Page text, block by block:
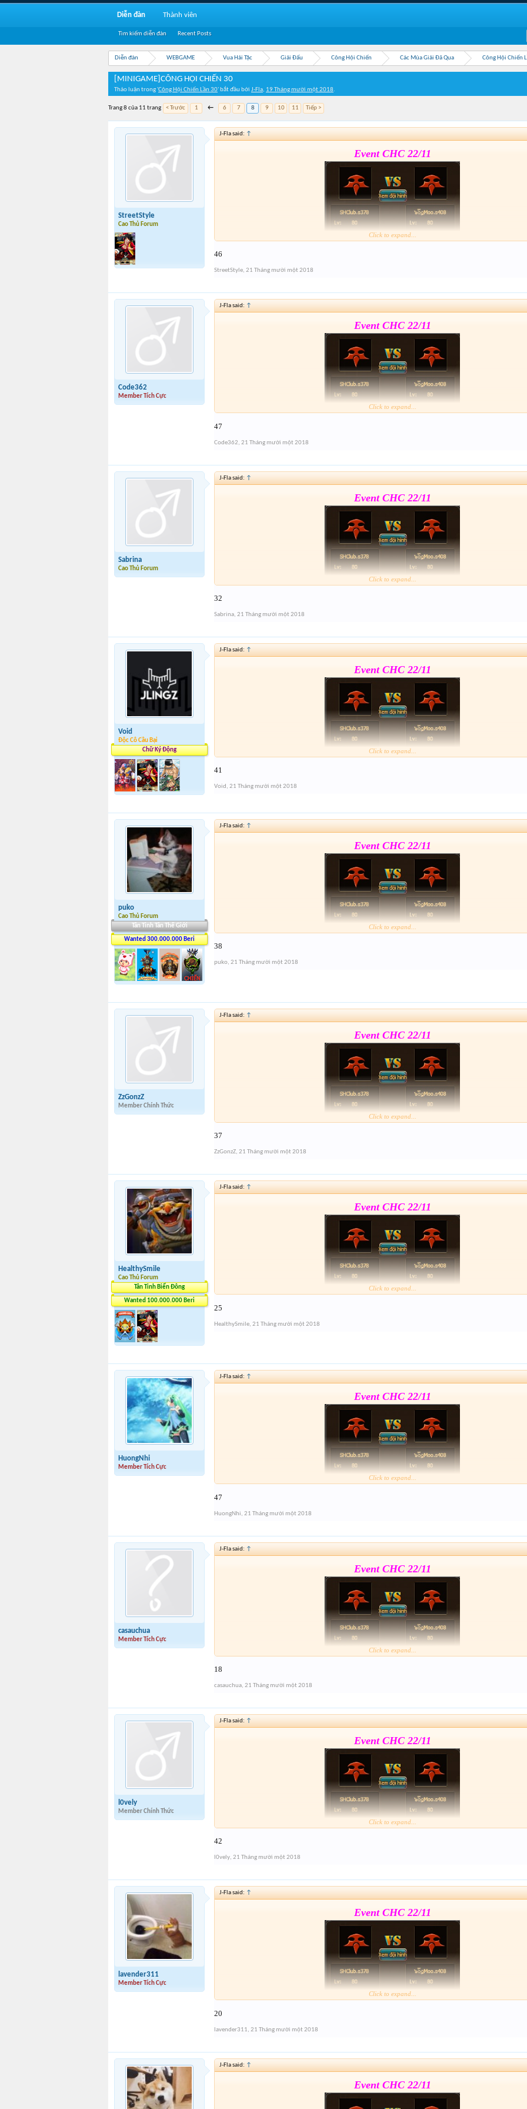
Diễn đàn WEBGAME Vua Hải Tặc Giải Đấu Công Hội Chiến Các Mùa Giải Đã Qua Công Hội Chiến
[MINIGAME]CÔNG HỘI CHIẾN 30
Thảo luận trong 'Công Hội Chiến Lần 30' bắt đầu bởi J-Fla, 19 Tháng mười một 2018.
Trang 8 của 11 trang < Trước 1 ← 6 7 8 9 10 11 Tiếp >
StreetStyle
Cao Thủ Forum
J-Fla said: ↑
Event CHC 22/11
Event cuối giải nhé mai 21h xả hàng lun
Click to expand...
46
StreetStyle, 21 Tháng mười một 2018
Code362
Member Tích Cực
J-Fla said: ↑
Event CHC 22/11
Event cuối giải nhé mai 21h xả hàng lun
Click to expand...
47
Code362, 21 Tháng mười một 2018
Sabrina
Cao Thủ Forum
J-Fla said: ↑
Event CHC 22/11
Event cuối giải nhé mai 21h xả hàng lun
Click to expand...
32
Sabrina, 21 Tháng mười một 2018
Void
Độc Cô Cầu Bại
Chữ Ký Động
J-Fla said: ↑
Event CHC 22/11
Click to expand...
41
Void, 21 Tháng mười một 2018
puko
Cao Thủ Forum
Tân Tinh Tân Thế Giới
Wanted 300.000.000 Beri
J-Fla said: ↑
Event CHC 22/11
Click to expand...
38
puko, 21 Tháng mười một 2018
ZzGonzZ
Member Chính Thức
J-Fla said: ↑
Event CHC 22/11
Event cuối giải nhé mai 21h xả hàng lun
Click to expand...
37
ZzGonzZ, 21 Tháng mười một 2018
HealthySmile
Cao Thủ Forum
Tân Tinh Biển Đông
Wanted 100.000.000 Beri
J-Fla said: ↑
Event CHC 22/11
Event cuối giải nhé mai 21h xả hàng lun
Click to expand...
25
HealthySmile, 21 Tháng mười một 2018
HuongNhi
Member Tích Cực
J-Fla said: ↑
Event CHC 22/11
Event cuối giải nhé mai 21h xả hàng lun
Click to expand...
47
HuongNhi, 21 Tháng mười một 2018
casauchua
Member Tích Cực
J-Fla said: ↑
Event CHC 22/11
Event cuối giải nhé mai 21h xả hàng lun
Click to expand...
18
casauchua, 21 Tháng mười một 2018
l0vely
Member Chính Thức
J-Fla said: ↑
Event CHC 22/11
Click to expand...
42
l0vely, 21 Tháng mười một 2018
lavender311
Member Tích Cực
J-Fla said: ↑
Event CHC 22/11
Event cuối giải nhé mai 21h xả hàng lun
Click to expand...
20
lavender311, 21 Tháng mười một 2018
J-Fla said: ↑
Event CHC 22/11
Diễn đàn
Tìm kiếm diễn đàn Recent Posts
Thành viên